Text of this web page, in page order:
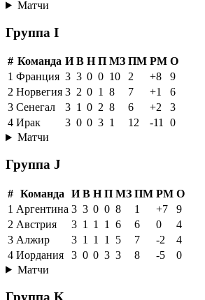
Матчи
Группа I
# Команда И В Н П МЗ ПМ РМ О
1 Франция 3 3 0 0 10 2 +8
9
2 Норвегия 3 2 0 1 8 7 +1
6
3 Сенегал 3 1 0 2 8 6 +2
3
4 Ирак 3 0 0 3 1 12 -11
0
Матчи
Группа J
# Команда И В Н П МЗ ПМ РМ О
1 Аргентина 3 3 0 0 8 1 +7
9
2 Австрия 3 1 1 1 6 6 0
4
3 Алжир 3 1 1 1 5 7 -2
4
4 Иордания 3 0 0 3 3 8 -5
0
Матчи
Группа K